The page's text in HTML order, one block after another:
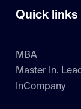
Quick links
MBA
Master In.
InCompany